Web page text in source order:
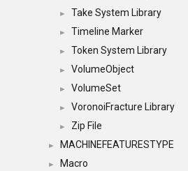
► Take System Library
► Timeline Marker
► Token System Library
► VolumeObject
► VolumeSet
► VoronoiFracture Library
► Zip File
► MACHINEFEATURESTYPE
► Macro